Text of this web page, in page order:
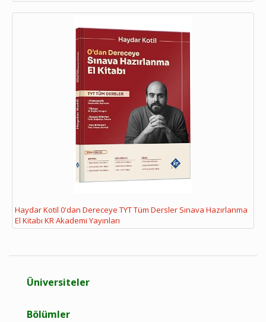
Haydar Kotil 0'dan Dereceye TYT Tüm Dersler Sınava Hazırlanma
El Kitabı KR Akademi Yayınları
Üniversiteler
Bölümler